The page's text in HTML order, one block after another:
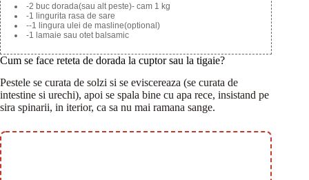
-2 buc dorada(sau alt peste)- cam 1 kg
-1 lingurita rasa de sare
--1 lingura ulei de masline(optional)
-1 lamaie sau otet balsamic
Cum se face reteta de dorada la cuptor sau la tigaie?
Pestele se curata de solzi si se eviscereaza (se curata de
intestine si urechi), apoi se spala bine cu apa rece, insistand pe
sira spinarii, in iterior, ca sa nu mai ramana sange.